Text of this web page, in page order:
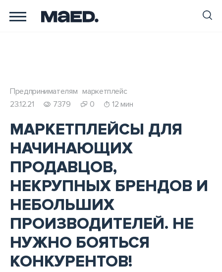
Предпринимателям маркетплейс
23.12.21
7379 0 12 мин
МАРКЕТПЛЕЙСЫ ДЛЯ
НАЧИНАЮЩИХ
ПРОДАВЦОВ,
НЕКРУПНЫХ БРЕНДОВ И
НЕБОЛЬШИХ
ПРОИЗВОДИТЕЛЕЙ. НЕ
НУЖНО БОЯТЬСЯ
КОНКУРЕНТОВ!